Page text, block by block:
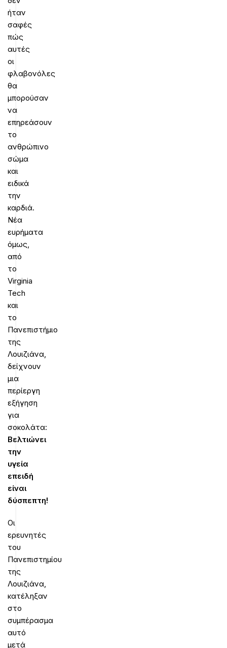
ήταν
σαφές
πώς
αυτές
οι
φλαβονόλες
θα
μπορούσαν
να
επηρεάσουν
το
ανθρώπινο
σώμα
και
ειδικά
την
καρδιά.
Νέα
ευρήματα
όμως,
από
το
Virginia
Tech
και
το
Πανεπιστήμιο
της
Λουιζιάνα,
δείχνουν
μια
περίεργη
εξήγηση
για
σοκολάτα:
Βελτιώνει
την
υγεία
επειδή
είναι
δύσπεπτη!
Οι
ερευνητές
του
Πανεπιστημίου
της
Λουιζιάνα,
κατέληξαν
στο
συμπέρασμα
αυτό
μετά